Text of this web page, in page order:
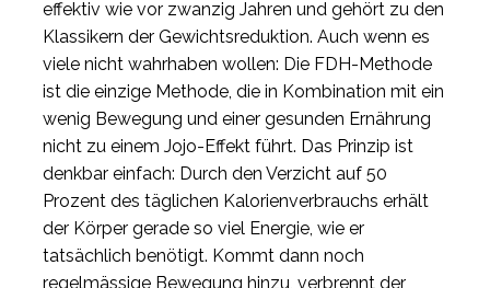
effektiv wie vor zwanzig Jahren und gehört zu den
Klassikern der Gewichtsreduktion. Auch wenn es
viele nicht wahrhaben wollen: Die FDH-Methode
ist die einzige Methode, die in Kombination mit ein
wenig Bewegung und einer gesunden Ernährung
nicht zu einem Jojo-Effekt führt. Das Prinzip ist
denkbar einfach: Durch den Verzicht auf 50
Prozent des täglichen Kalorienverbrauchs erhält
der Körper gerade so viel Energie, wie er
tatsächlich benötigt. Kommt dann noch
regelmässige Bewegung hinzu, verbrennt der